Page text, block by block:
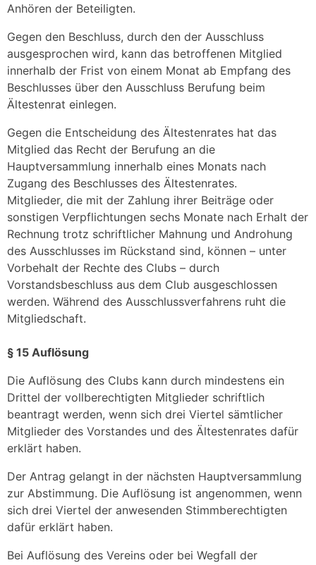
Anhören der Beteiligten.
Gegen den Beschluss, durch den der Ausschluss
ausgesprochen wird, kann das betroffenen Mitglied
innerhalb der Frist von einem Monat ab Empfang des
Beschlusses über den Ausschluss Berufung beim
Ältestenrat einlegen.
Gegen die Entscheidung des Ältestenrates hat das
Mitglied das Recht der Berufung an die
Hauptversammlung innerhalb eines Monats nach
Zugang des Beschlusses des Ältestenrates.
Mitglieder, die mit der Zahlung ihrer Beiträge oder
sonstigen Verpflichtungen sechs Monate nach Erhalt der
Rechnung trotz schriftlicher Mahnung und Androhung
des Ausschlusses im Rückstand sind, können – unter
Vorbehalt der Rechte des Clubs – durch
Vorstandsbeschluss aus dem Club ausgeschlossen
werden. Während des Ausschlussverfahrens ruht die
Mitgliedschaft.
§ 15 Auflösung
Die Auflösung des Clubs kann durch mindestens ein
Drittel der vollberechtigten Mitglieder schriftlich
beantragt werden, wenn sich drei Viertel sämtlicher
Mitglieder des Vorstandes und des Ältestenrates dafür
erklärt haben.
Der Antrag gelangt in der nächsten Hauptversammlung
zur Abstimmung. Die Auflösung ist angenommen, wenn
sich drei Viertel der anwesenden Stimmberechtigten
dafür erklärt haben.
Bei Auflösung des Vereins oder bei Wegfall der